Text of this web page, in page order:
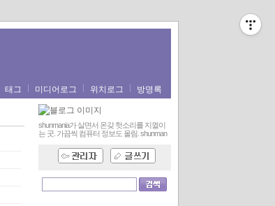
태그 미디어로그 위치로그 방명록
shunmania가 살면서 온갖 헛소리를 지껄이
는 곳. 가끔씩 컴퓨터 정보도 올림. shunman